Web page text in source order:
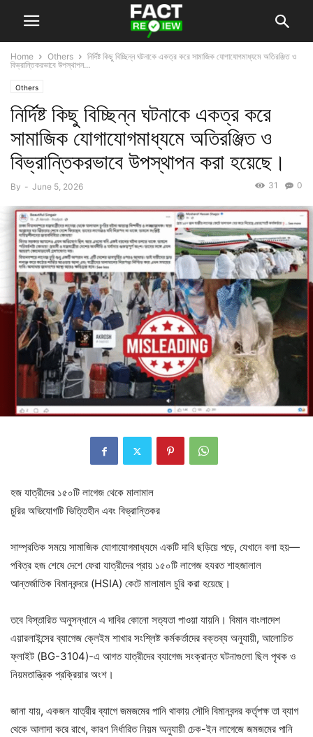
Home Others
নির্দিষ্ট কিছু বিচ্ছিন্ন ঘটনাকে একত্র করে সামাজিক যোগাযোগমাধ্যমে অতিরঞ্জিত ও
বিভ্রান্তিকরভাবে উপস্থাপন...
Others
নির্দিষ্ট কিছু বিচ্ছিন্ন ঘটনাকে একত্র করে
সামাজিক যোগাযোগমাধ্যমে অতিরঞ্জিত ও
বিভ্রান্তিকরভাবে উপস্থাপন করা হয়েছে।
By - June 5, 2026 0
31
হজ যাত্রীদের ১৫০টি লাগেজ থেকে মালামাল
চুরির অভিযোগটি ভিত্তিহীন এবং বিভ্রান্তিকর
সাম্প্রতিক সময়ে সামাজিক যোগাযোগমাধ্যমে একটি দাবি ছড়িয়ে পড়ে, যেখানে বলা হয়—
পবিত্র হজ শেষে দেশে ফেরা যাত্রীদের প্রায় ১৫০টি লাগেজ হযরত শাহজালাল
আন্তর্জাতিক বিমানবন্দরে (HSIA) কেটে মালামাল চুরি করা হয়েছে।
তবে বিস্তারিত অনুসন্ধানে এ দাবির কোনো সত্যতা পাওয়া যায়নি। বিমান বাংলাদেশ
এয়ারলাইন্সের ব্যাগেজ ক্লেইম শাখার সংশ্লিষ্ট কর্মকর্তাদের বক্তব্য অনুযায়ী, আলোচিত
ফ্লাইট (BG-3104)-এ আগত যাত্রীদের ব্যাগেজ সংক্রান্ত ঘটনাগুলো ছিল পৃথক ও
নিয়মতান্ত্রিক প্রক্রিয়ার অংশ।
জানা যায়, একজন যাত্রীর ব্যাগে জমজমের পানি থাকায় সৌদি বিমানবন্দর কর্তৃপক্ষ তা ব্যাগ
থেকে আলাদা করে রাখে, কারণ নির্ধারিত নিয়ম অনুযায়ী চেক-ইন লাগেজে জমজমের পানি